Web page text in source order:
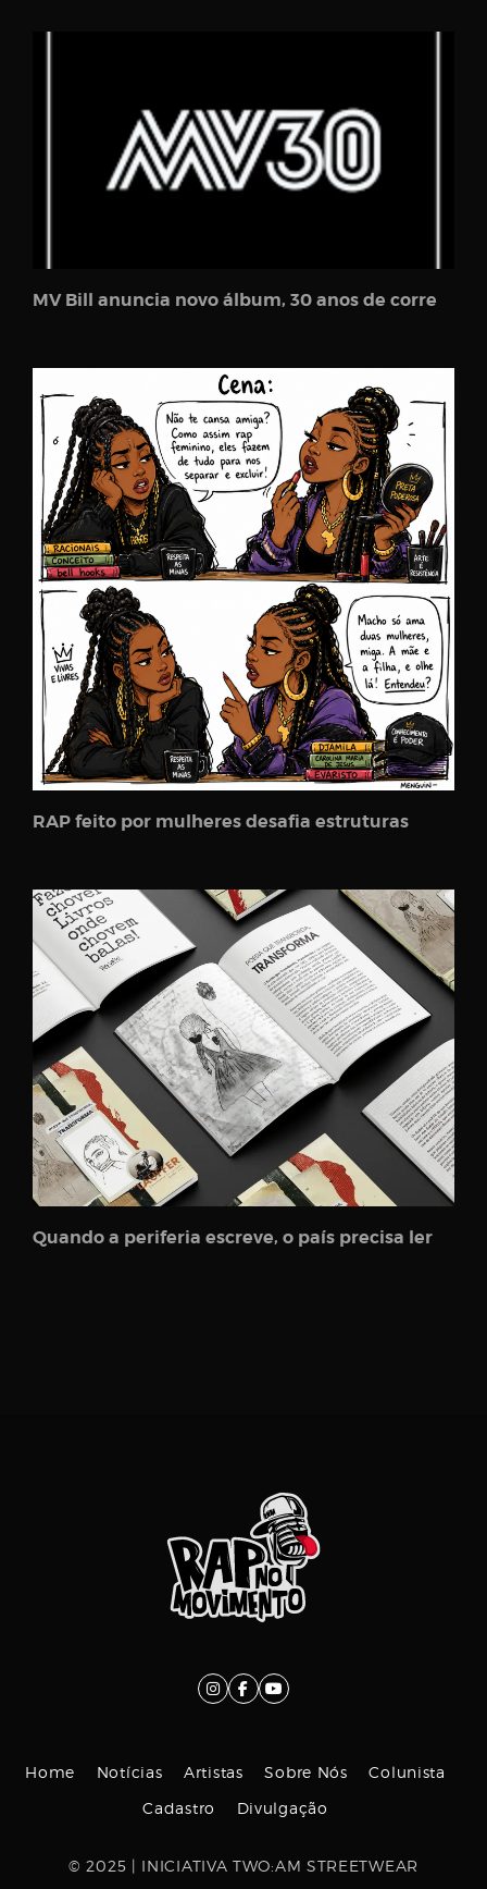
MV Bill anuncia novo álbum, 30 anos de corre
RAP feito por mulheres desafia estruturas
Quando a periferia escreve, o país precisa ler
Home Notícias Artistas Sobre Nós
Colunista
Cadastro
Divulgação
© 2025 | INICIATIVA TWO:AM STREETWEAR